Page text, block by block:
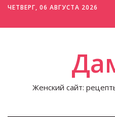
ЧЕТВЕРГ, 06 АВГУСТА 2026
Женский сайт: